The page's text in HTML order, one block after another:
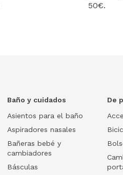
50€.
Baño y cuidados
Asientos para el baño
Aspiradores nasales
Bañeras bebé y
cambiadores
Básculas
De